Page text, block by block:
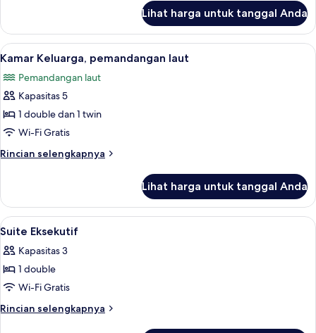
Kamar
Single
Lihat harga untuk tanggal Anda
Lihat
semua
foto
untuk
Kamar
Keluarga,
pemandangan
laut
1
Kamar Keluarga, pemandangan laut
Pemandangan laut
Kapasitas 5
1 double dan 1 twin
Wi-Fi Gratis
Rincian selengkapnya
Rincian
Kamar
Keluarga,
pemandangan
Lihat harga untuk tanggal Anda
Lihat
semua
foto
untuk
Suite
Eksekutif
5
Suite Eksekutif
Kapasitas 3
1 double
Wi-Fi Gratis
Rincian selengkapnya
Rincian